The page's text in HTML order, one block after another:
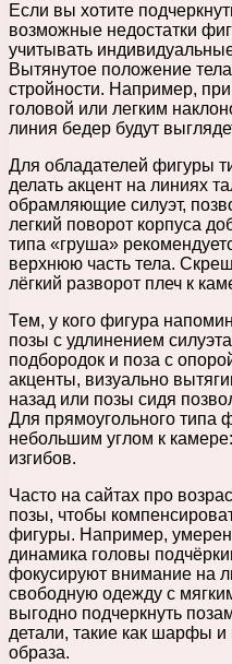
Если вы хотите
возможные недостатки
учитывать
Вытянутое положение
стройности. Например,
головой или легким
линия бедер будут
Для обладателей фигуры
делать акцент на линиях
обрамляющие силуэт,
легкий поворот корпуса
типа «груша»
верхнюю часть тела.
лёгкий разворот плеч к
Тем, у кого фигура
позы с удлинением
подбородок и поза с
акценты, визуально
назад или позы сидя
Для прямоугольного типа
небольшим углом к
изгибов.
Часто на сайтах про
позы, чтобы
фигуры. Например,
динамика головы
фокусируют внимание на
свободную одежду с
выгодно подчеркнуть
детали, такие как шарфы и
образа.